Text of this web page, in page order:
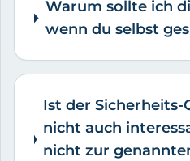
Warum sollte ich
wenn du selbst
Ist der Sicherheits-
nicht auch
nicht zur